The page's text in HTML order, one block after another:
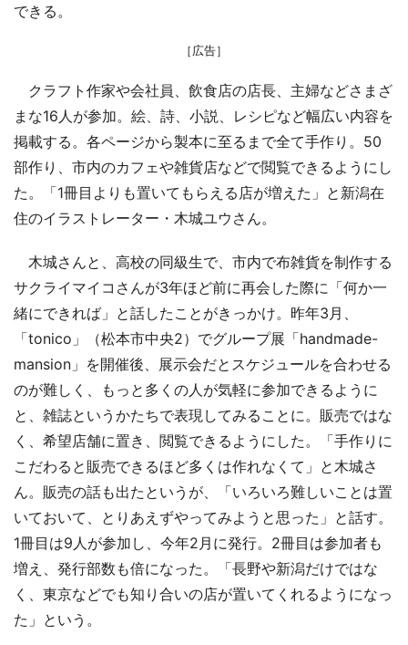
できる。
［広告］
クラフト作家や会社員、飲食店の店長、主婦などさまざ
まな16人が参加。絵、詩、小説、レシピなど幅広い内容を
掲載する。各ページから製本に至るまで全て手作り。50
部作り、市内のカフェや雑貨店などで閲覧できるようにし
た。「1冊目よりも置いてもらえる店が増えた」と新潟在
住のイラストレーター・木城ユウさん。
木城さんと、高校の同級生で、市内で布雑貨を制作する
サクライマイコさんが3年ほど前に再会した際に「何か一
緒にできれば」と話したことがきっかけ。昨年3月、
「tonico」（松本市中央2）でグループ展「handmade-
mansion」を開催後、展示会だとスケジュールを合わせる
のが難しく、もっと多くの人が気軽に参加できるように
と、雑誌というかたちで表現してみることに。販売ではな
く、希望店舗に置き、閲覧できるようにした。「手作りに
こだわると販売できるほど多くは作れなくて」と木城さ
ん。販売の話も出たというが、「いろいろ難しいことは置
いておいて、とりあえずやってみようと思った」と話す。
1冊目は9人が参加し、今年2月に発行。2冊目は参加者も
増え、発行部数も倍になった。「長野や新潟だけではな
く、東京などでも知り合いの店が置いてくれるようになっ
た」という。